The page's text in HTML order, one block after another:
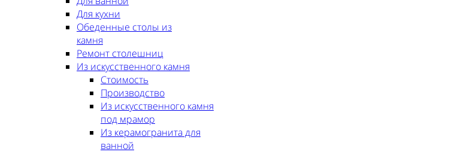
Для кухни
Обеденные столы из
камня
Ремонт столешниц
Из искусственного камня
Стоимость
Производство
Из искусственного камня
под мрамор
Из керамогранита для
ванной